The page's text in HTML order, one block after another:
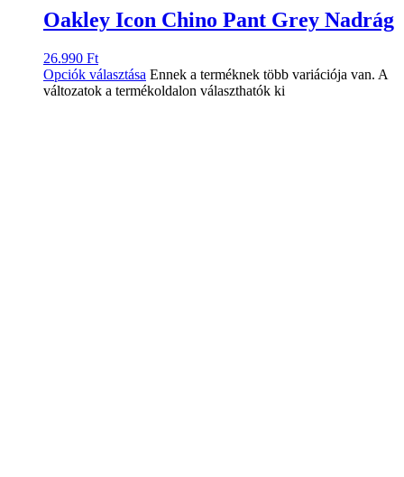
Oakley Icon Chino Pant Grey Nadrág
26.990 Ft
Opciók választása Ennek a terméknek több variációja van. A
változatok a termékoldalon választhatók ki